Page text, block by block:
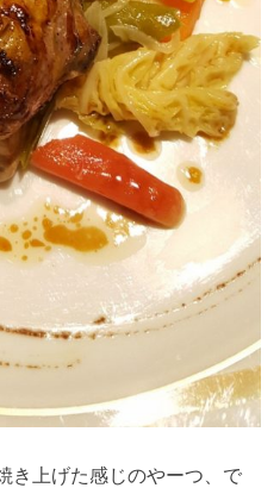
き上げた感じのやーつ、で